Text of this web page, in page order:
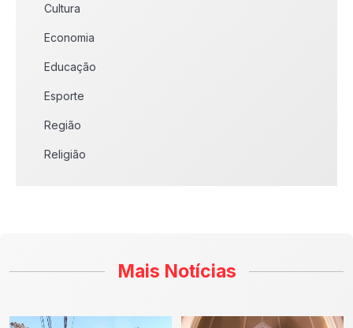
Cultura
Economia
Educação
Esporte
Região
Religião
Mais Notícias